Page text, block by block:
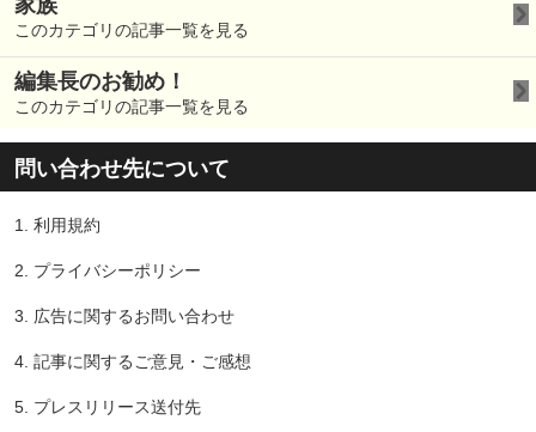
家族
このカテゴリの記事一覧を見る
編集長のお勧め！
このカテゴリの記事一覧を見る
問い合わせ先について
1. 利用規約
2. プライバシーポリシー
3. 広告に関するお問い合わせ
4. 記事に関するご意見・ご感想
5. プレスリリース送付先